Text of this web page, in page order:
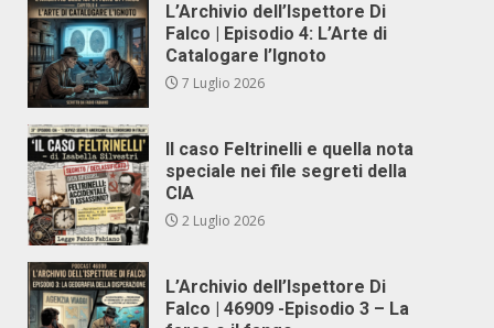
L’Archivio dell’Ispettore Di
Falco | Episodio 4: L’Arte di
Catalogare l’Ignoto
7 Luglio 2026
Il caso Feltrinelli e quella nota
speciale nei file segreti della
CIA
2 Luglio 2026
L’Archivio dell’Ispettore Di
Falco | 46909 -Episodio 3 – La